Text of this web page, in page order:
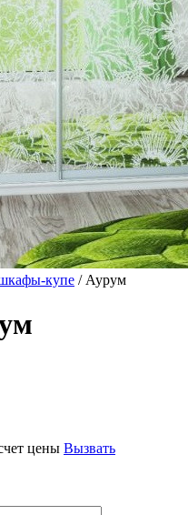
купе / Аурум
цены Вызвать